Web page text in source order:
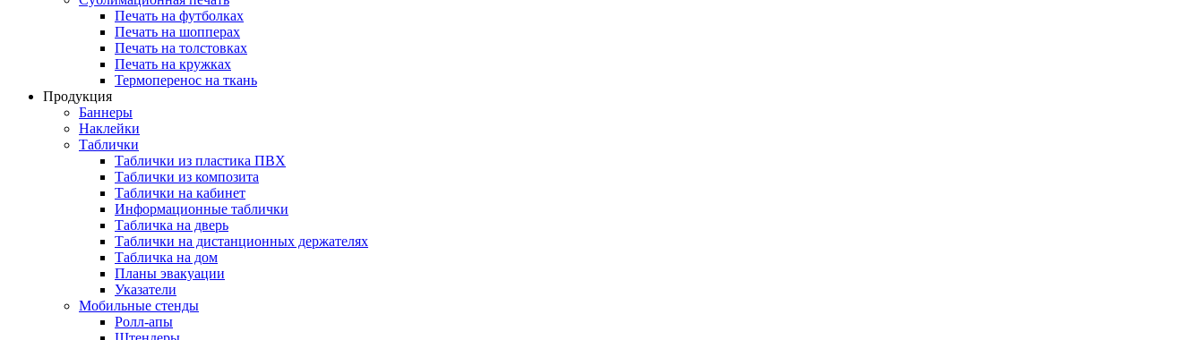
Печать на футболках
Печать на шопперах
Печать на толстовках
Печать на кружках
Термоперенос на ткань
Продукция
Баннеры
Наклейки
Таблички
Таблички из пластика ПВХ
Таблички из композита
Таблички на кабинет
Информационные таблички
Табличка на дверь
Таблички на дистанционных держателях
Табличка на дом
Планы эвакуации
Указатели
Мобильные стенды
Ролл-апы